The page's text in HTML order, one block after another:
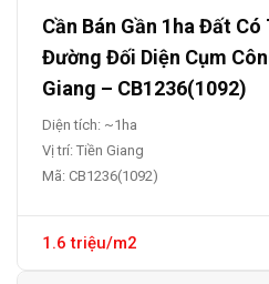
Cần Bán Gần 1ha Đất
Đường Đối Diện Cụm
Giang – CB1236(1092)
Diện tích: ~1ha
Vị trí: Tiền Giang
Mã: CB1236(1092)
1.6 triệu/m2